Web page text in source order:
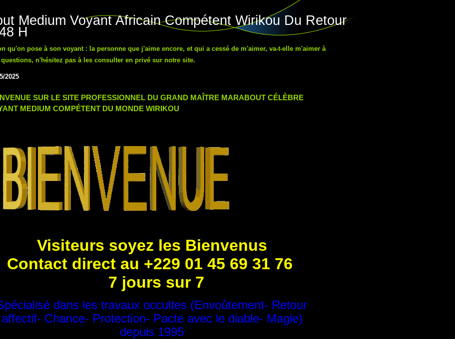
Medium Voyant Africain Compétent Wirikou Du Retour
H
qu'on pose à son voyant : la personne que j'aime encore, et qui a cessé de m'aimer, va-t-elle m'aimer à
n'hésitez pas à les consulter en privé sur notre site.
2025
SUR LE SITE PROFESSIONNEL DU GRAND MAÎTRE MARABOUT CÉLÈBRE
MEDIUM COMPÉTENT DU MONDE WIRIKOU
Visiteurs soyez les Bienvenus
Contact direct au +229 01 45 69 31 76
7 jours sur 7
dans les travaux occultes (Envoûtement- Retour
affectif- Chance- Protection- Pacte avec le diable- Magie)
depuis 1995